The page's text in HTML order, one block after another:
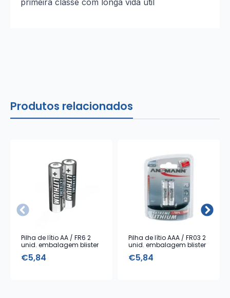
primeira classe com longa vida útil
Produtos relacionados
Pilha de lítio AA / FR6 2
unid. embalagem blister
€5,84
Pilha de lítio AAA / FR03 2
unid. embalagem blister
€5,84